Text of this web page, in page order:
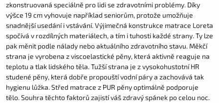
zkonstruovaná speciálně pro lidi se zdravotními problémy. Díky
výšce 19 cm vyhovuje například seniorům, protože umožňuje
snadnější usedání i vstávání. Výjimečná konstrukce matrace Loreta
spočívá v rozdílných materiálech, a tím i tuhosti každé strany. Ty lze
pak měnit podle nálady nebo aktuálního zdravotního stavu. Měkčí
strana je vyrobena z viscoelastické pěny, která aktivně reaguje na
teplotu a tlak lidského těla. Tužší strana je z vysokohustotní HR
studené pěny, která dobře propouští vodní páry a zachovává tak
hygienu lůžka. Střed matrace z PUR pěny optimálně podporuje
tělo. Souhra těchto faktorů zajistí váš zdravý spánek po celou noc.